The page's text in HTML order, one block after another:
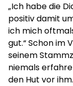
„Ich habe die
positiv damit
ich mich
gut.“ Schon im
seinem
niemals
den Hut vor